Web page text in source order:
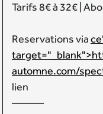
Tarifs 8€ à 32€ |
Reservations via
automne.com/
lien
––––––